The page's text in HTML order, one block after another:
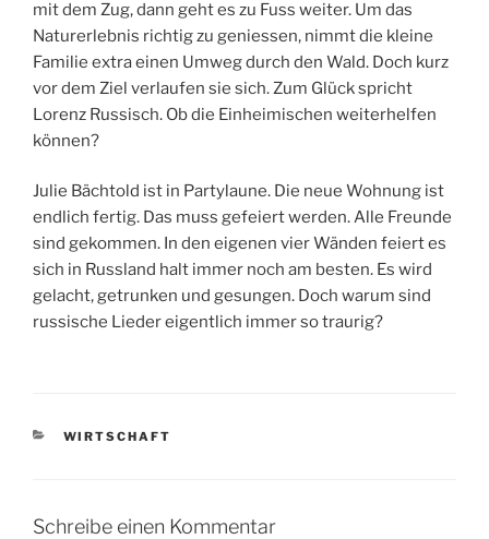
mit dem Zug, dann geht es zu Fuss weiter. Um das
Naturerlebnis richtig zu geniessen, nimmt die kleine
Familie extra einen Umweg durch den Wald. Doch kurz
vor dem Ziel verlaufen sie sich. Zum Glück spricht
Lorenz Russisch. Ob die Einheimischen weiterhelfen
können?
Julie Bächtold ist in Partylaune. Die neue Wohnung ist
endlich fertig. Das muss gefeiert werden. Alle Freunde
sind gekommen. In den eigenen vier Wänden feiert es
sich in Russland halt immer noch am besten. Es wird
gelacht, getrunken und gesungen. Doch warum sind
russische Lieder eigentlich immer so traurig?
KATEGORIEN
WIRTSCHAFT
Schreibe einen Kommentar